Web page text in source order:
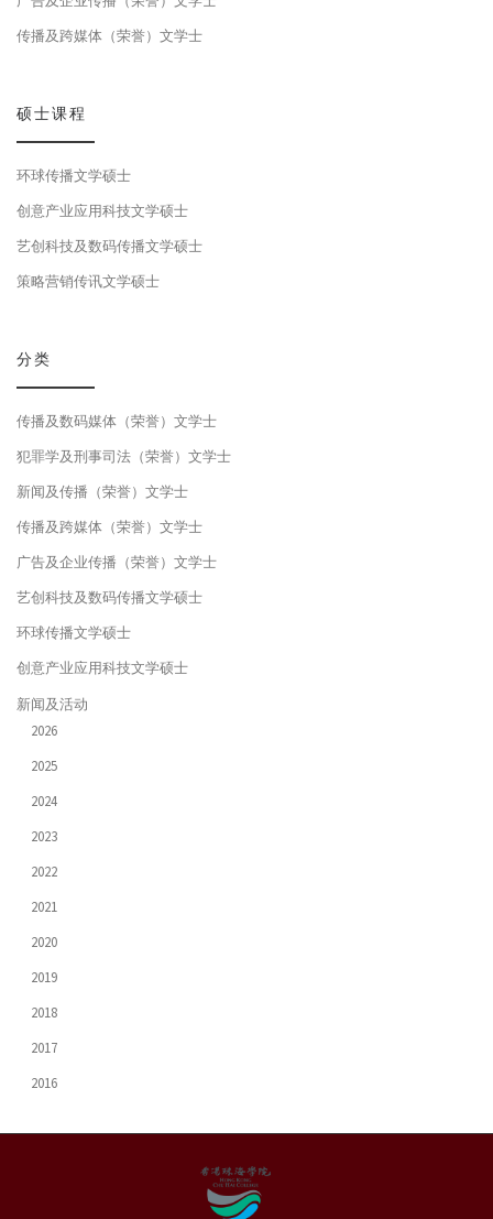
传播及跨媒体（荣誉）文学士
硕士课程
环球传播文学硕士
创意产业应用科技文学硕士
艺创科技及数码传播文学硕士
策略营销传讯文学硕士
分类
传播及数码媒体（荣誉）文学士
犯罪学及刑事司法（荣誉）文学士
新闻及传播（荣誉）文学士
传播及跨媒体（荣誉）文学士
广告及企业传播（荣誉）文学士
艺创科技及数码传播文学硕士
环球传播文学硕士
创意产业应用科技文学硕士
新闻及活动
2026
2025
2024
2023
2022
2021
2020
2019
2018
2017
2016